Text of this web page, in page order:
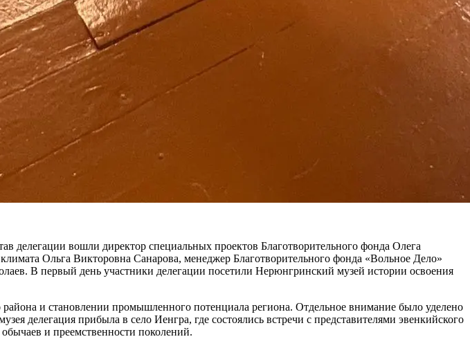
делегации вошли директор специальных проектов Благотворительного фонда Олега
Ольга Викторовна Санарова, менеджер Благотворительного фонда «Вольное Дело»
В первый день участники делегации посетили Нерюнгринский музей истории освоения
и становлении промышленного потенциала региона. Отдельное внимание было уделено
делегация прибыла в село Иенгра, где состоялись встречи с представителями эвенкийского
и преемственности поколений.